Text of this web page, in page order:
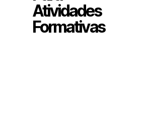
Atividades
Formativas